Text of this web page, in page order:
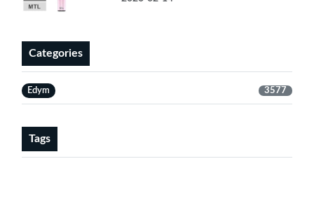
Categories
Edym 3577
Tags